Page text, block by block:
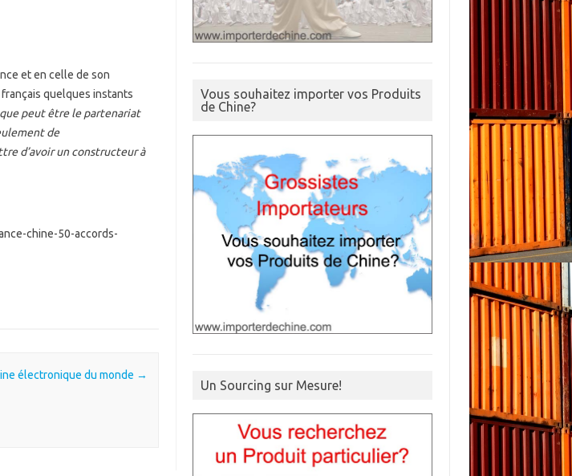
et en celle de son
français quelques instants
peut être le partenariat
de
d’avoir un constructeur à
chine-50-accords-
électronique du monde →
Vous souhaitez importer vos Produits
de Chine?
Un Sourcing sur Mesure!